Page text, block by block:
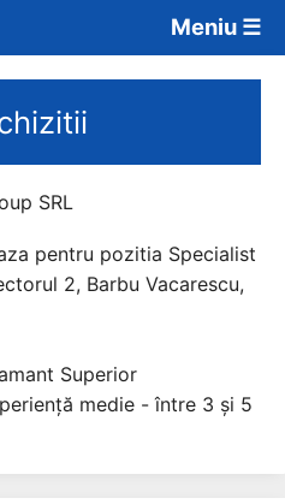
Meniu ☰
SRL
pentru pozitia Specialist
2, Barbu Vacarescu,
Superior
medie - între 3 și 5